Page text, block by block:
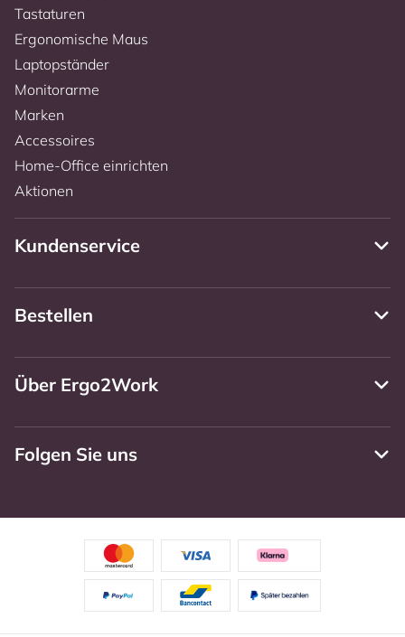
Tastaturen
Ergonomische Maus
Laptopständer
Monitorarme
Marken
Accessoires
Home-Office einrichten
Aktionen
Kundenservice
Bestellen
Über Ergo2Work
Folgen Sie uns